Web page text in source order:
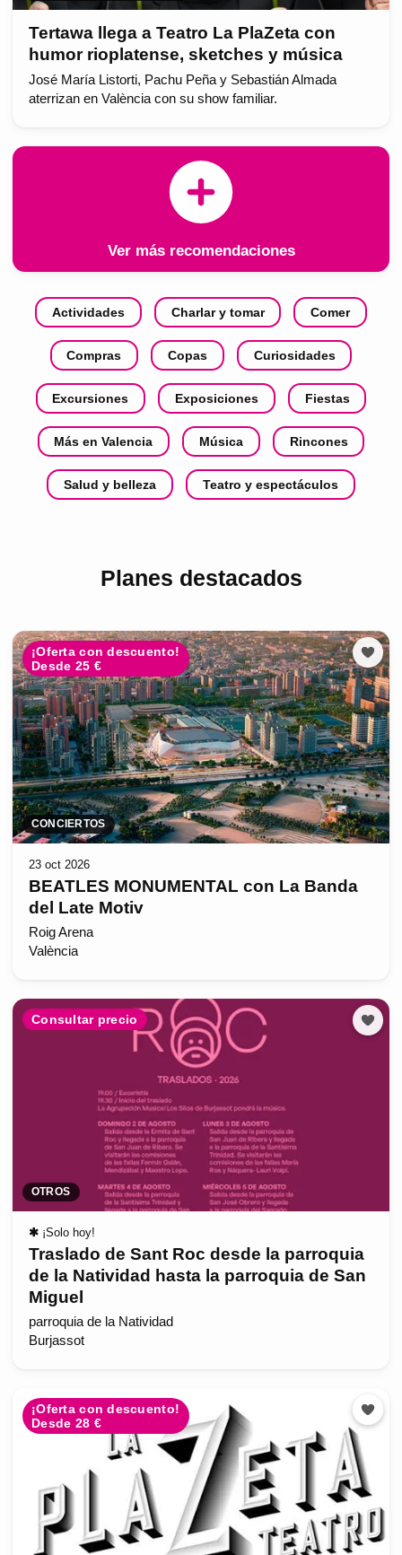
Tertawa llega a Teatro La PlaZeta con
humor rioplatense, sketches y música
José María Listorti, Pachu Peña y Sebastián Almada
aterrizan en València con su show familiar.
Ver más recomendaciones
Actividades Charlar y tomar Comer
Compras Copas Curiosidades
Excursiones Exposiciones Fiestas
Más en Valencia Música Rincones
Salud y belleza Teatro y espectáculos
Planes destacados
¡Oferta con descuento!
Desde 25 €
CONCIERTOS
23 oct 2026
BEATLES MONUMENTAL con La Banda
del Late Motiv
Roig Arena
València
Consultar precio
OTROS
✱ ¡Solo hoy!
Traslado de Sant Roc desde la parroquia
de la Natividad hasta la parroquia de San
Miguel
parroquia de la Natividad
Burjassot
¡Oferta con descuento!
Desde 28 €